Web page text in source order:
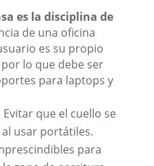
es la disciplina de
de una oficina
es su propio
lo que debe ser
para laptops y
Evitar que el cuello se
usar portátiles.
para